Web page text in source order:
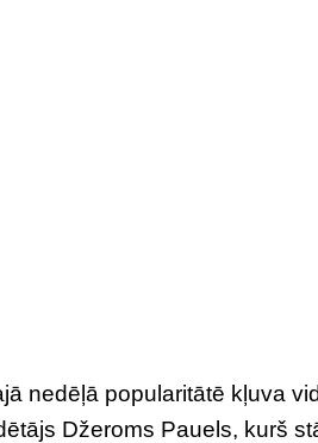
nedēļā popularitātē kļuva
Džeroms Pauels, kurš